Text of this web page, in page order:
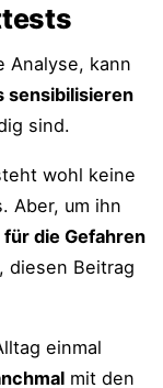
Analyse, kann
sensibilisieren
sind.
wohl keine
Aber, um ihn
für die Gefahren
diesen Beitrag
einmal
mit den